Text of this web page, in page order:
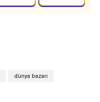
dünya bazarı